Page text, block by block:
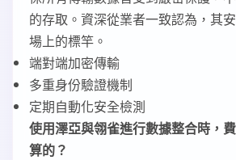
的存取。資深從業者一致認為，其
場上的標竿。
端對端加密傳輸
多重身份驗證機制
定期自動化安全檢測
使用澤亞與翎雀進行數據整合時，
算的？